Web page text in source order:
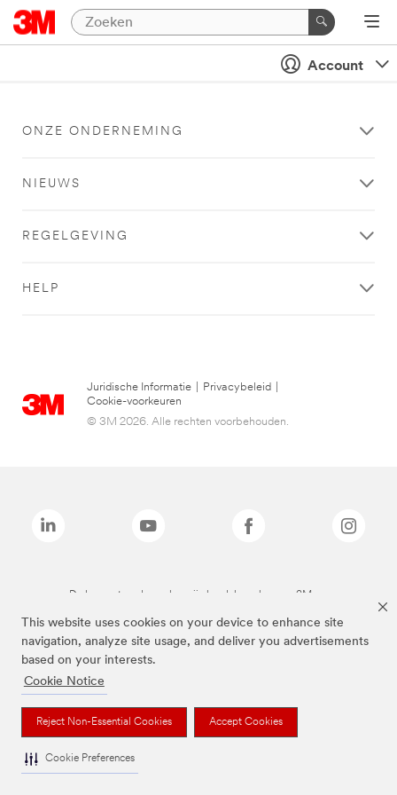
This website uses cookies on your device to enhance site
navigation, analyze site usage, and deliver you advertisements
based on your interests.
Cookie Notice
Reject Non-Essential Cookies Accept Cookies
Cookie Preferences
Account
ONZE ONDERNEMING
NIEUWS
REGELGEVING
HELP
Juridische Informatie Privacybeleid
Cookie-voorkeuren
© 3M 2026. Alle rechten voorbehouden.
De bovenstaande merken zijn handelsmerken van 3M.we